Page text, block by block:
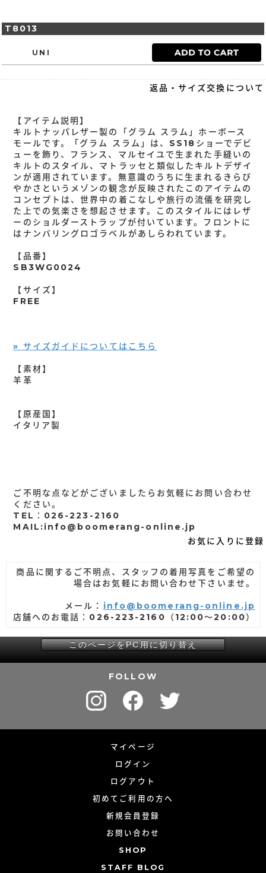
商品に関するご不明点、スタッフの着用写真をご希望の
場合はお気軽にお問い合わせ下さいませ。
メール： info@boomerang-online.jp
店舗へのお電話：026-223-2160（12:00～20:00）
T8013
UNI
返品・サイズ交換について
【アイテム説明】
キルトナッパレザー製の「グラム スラム」ホーボース
モールです。「グラム スラム」は、SS18ショーでデビ
ューを飾り、フランス、マルセイユで生まれた手縫いの
キルトのスタイル、マトラッセと類似したキルトデザイ
ンが適用されています。無意識のうちに生まれるきらび
やかさというメゾンの観念が反映されたこのアイテムの
コンセプトは、世界中の着こなしや旅行の流儀を研究し
た上での気楽さを想起させます。このスタイルにはレザ
ーのショルダーストラップが付いています。フロントに
はナンバリングロゴラベルがあしらわれています。
【品番】
SB3WG0024
【サイズ】
FREE
» サイズガイドについてはこちら
【素材】
羊革
【原産国】
イタリア製
ご不明な点などがございましたらお気軽にお問い合わせ
ください。
TEL：026-223-2160
MAIL:info@boomerang-online.jp
お気に入りに登録
FOLLOW
マイページ
ログイン
ログアウト
初めてご利用の方へ
新規会員登録
お問い合わせ
SHOP
STAFF BLOG
このページをPC用に切り替え